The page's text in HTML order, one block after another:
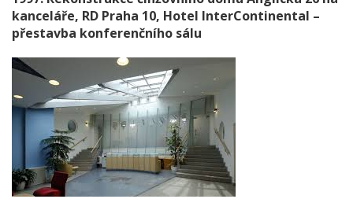
kanceláře, RD Praha 10, Hotel InterContinental –
přestavba konferenčního sálu